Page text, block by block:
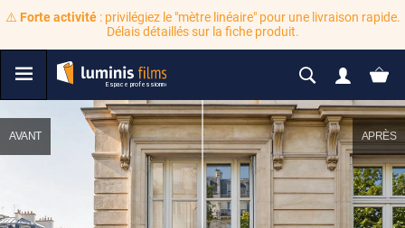
⚠️ Forte activité: privilégiez le "mètre linéaire" pour une livraison rapide.
Délais détaillés sur la fiche produit.
AVANT APRÈS